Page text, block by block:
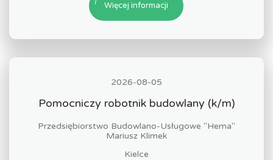
Więcej informacji
2026-08-05
Pomocniczy robotnik budowlany (k/m)
Przedsiębiorstwo Budowlano-Usługowe "Hema"
Mariusz Klimek
Kielce